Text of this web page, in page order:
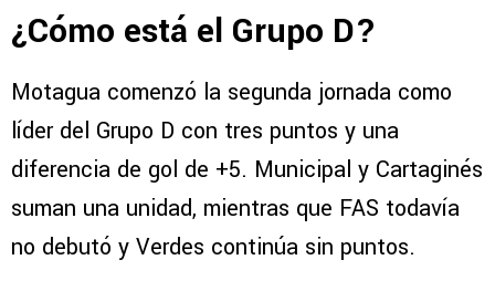
¿Cómo está el Grupo D?
Motagua comenzó la segunda jornada como
líder del Grupo D con tres puntos y una
diferencia de gol de +5. Municipal y Cartaginés
suman una unidad, mientras que FAS todavía
no debutó y Verdes continúa sin puntos.